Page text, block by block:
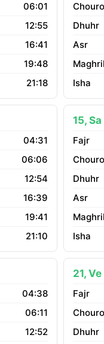
06:01
12:55
16:41
19:48
21:18
04:31
06:06
12:54
16:39
19:41
21:10
15, Sa
04:38
06:11
12:52
21, Ve